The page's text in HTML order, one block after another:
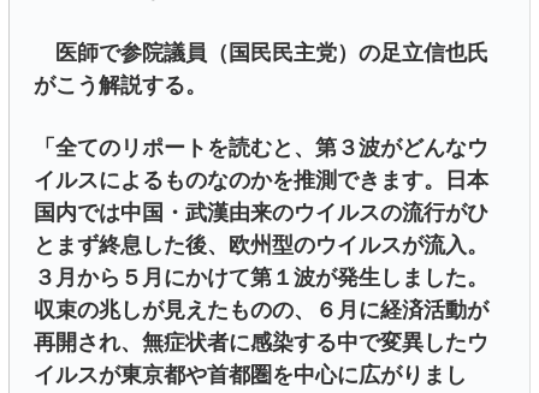
医師で参院議員（国民民主党）の足立信也氏
がこう解説する。
「全てのリポートを読むと、第３波がどんなウ
イルスによるものなのかを推測できます。日本
国内では中国・武漢由来のウイルスの流行がひ
とまず終息した後、欧州型のウイルスが流入。
３月から５月にかけて第１波が発生しました。
収束の兆しが見えたものの、６月に経済活動が
再開され、無症状者に感染する中で変異したウ
イルスが東京都や首都圏を中心に広がりまし